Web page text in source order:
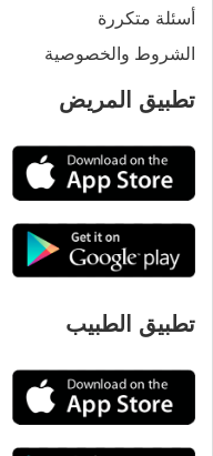
أسئلة متكررة
الشروط والخصوصية
تطبيق المريض
تطبيق الطبيب